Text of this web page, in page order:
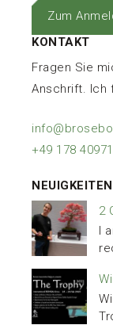
Zum
KONTAKT
Fragen Sie
Anschrift. Ich
+49 178
NEUIGKEITEN
2
I